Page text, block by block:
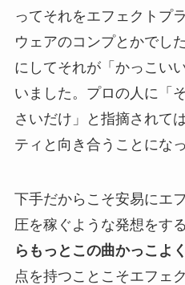
ってそれをエフェクトプ
ウェアのコンプとかでし
にしてそれが「かっこい
いました。プロの人に「
さいだけ」と指摘されて
ティと向き合うことにな
下手だからこそ安易にエ
圧を稼ぐような発想をす
らもっとこの曲かっこよ
点を持つことこそエフェ